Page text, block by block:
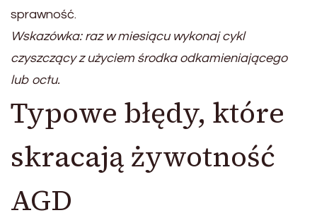
sprawność.
Wskazówka: raz w miesiącu wykonaj cykl
czyszczący z użyciem środka odkamieniającego
lub octu.
Typowe błędy, które
skracają żywotność
AGD